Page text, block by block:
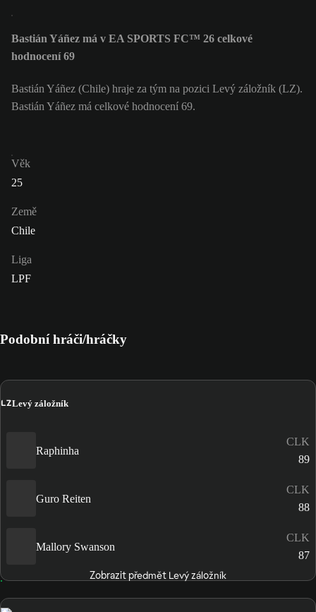
Bastián Yáñez má v EA SPORTS FC™ 26 celkové
hodnocení 69
Bastián Yáñez (Chile) hraje za tým na pozici Levý záložník (LZ).
Bastián Yáñez má celkové hodnocení 69.
Věk
25
Země
Chile
Liga
LPF
Podobní hráči/hráčky
LZLevý záložník
Raphinha
CLK
89
Guro Reiten
CLK
88
Mallory Swanson
CLK
87
Zobrazit předmět Levý záložník